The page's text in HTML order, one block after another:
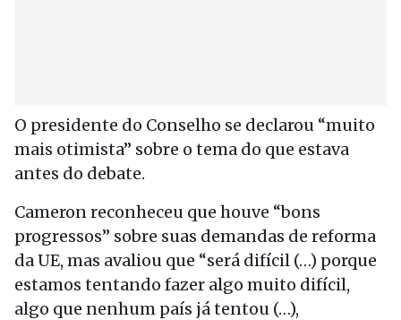
O presidente do Conselho se declarou “muito
mais otimista” sobre o tema do que estava
antes do debate.
Cameron reconheceu que houve “bons
progressos” sobre suas demandas de reforma
da UE, mas avaliou que “será difícil (…) porque
estamos tentando fazer algo muito difícil,
algo que nenhum país já tentou (…),